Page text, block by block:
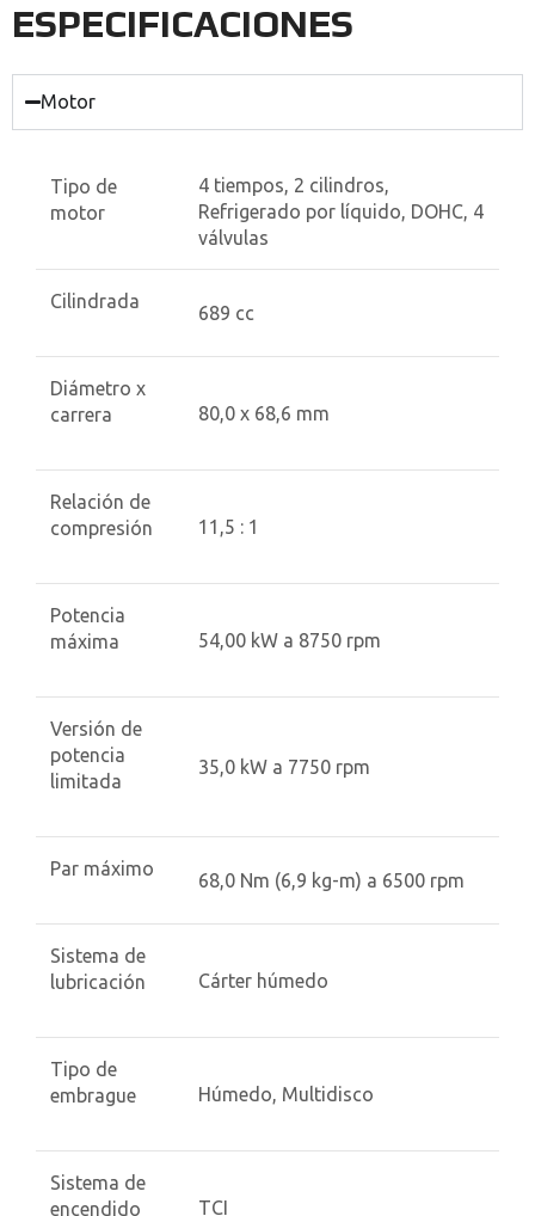
ESPECIFICACIONES
Motor
Tipo de
motor
4 tiempos, 2 cilindros,
Refrigerado por líquido, DOHC, 4
válvulas
Cilindrada
689 cc
Diámetro x
carrera
80,0 x 68,6 mm
Relación de
compresión
11,5 : 1
Potencia
máxima
54,00 kW a 8750 rpm
Versión de
potencia
limitada
35,0 kW a 7750 rpm
Par máximo
68,0 Nm (6,9 kg-m) a 6500 rpm
Sistema de
lubricación
Cárter húmedo
Tipo de
embrague
Húmedo, Multidisco
Sistema de
encendido
TCI